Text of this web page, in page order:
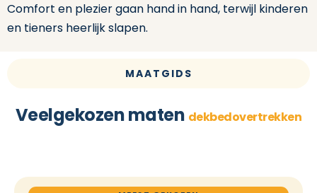
Comfort en plezier gaan hand in hand, terwijl kinderen
en tieners heerlijk slapen.
MAATGIDS
Veelgekozen maten dekbedovertrekken